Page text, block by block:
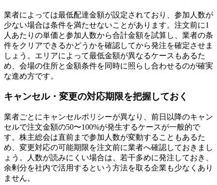
業者によっては最低配達金額が設定されており、参加人数が
少ない場合は条件を満たせないことがあります。注文前に1
人あたりの単価と参加人数から合計金額を試算し、業者の条
件をクリアできるかどうかを確認してから発注を確定させま
しょう。エリアによって最低金額が異なるケースもあるた
め、会場の住所と金額条件を同時に照らし合わせるのが確実
な進め方です。
キャンセル・変更の対応期限を把握しておく
業者ごとにキャンセルポリシーが異なり、前日以降のキャン
セルで注文金額の50〜100%が発生するケースが一般的で
す。株主総会は直前まで参加人数が変動することもあるた
め、変更対応の可能期限を注文前に業者へ確認しておきまし
ょう。人数が読みにくい場合は、若干多めに発注しておき、
余剰分を社内で活用するという方法を取る企業も少なくあり
ません。